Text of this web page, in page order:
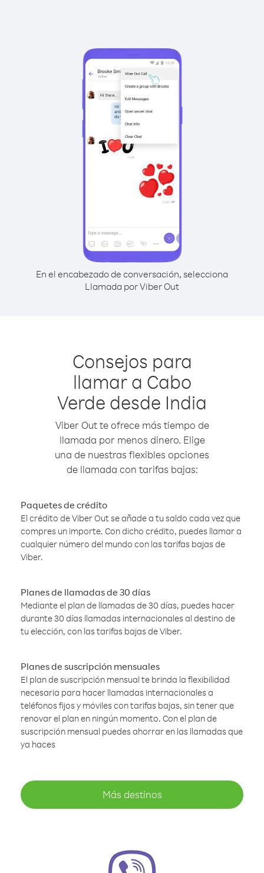
En el encabezado de conversación, selecciona
Llamada por Viber Out
Consejos para
llamar a Cabo
Verde desde India
Viber Out te ofrece más tiempo de
llamada por menos dinero. Elige
una de nuestras flexibles opciones
de llamada con tarifas bajas:
Paquetes de crédito
El crédito de Viber Out se añade a tu saldo cada vez que
compres un importe. Con dicho crédito, puedes llamar a
cualquier número del mundo con las tarifas bajas de
Viber.
Planes de llamadas de 30 días
Mediante el plan de llamadas de 30 días, puedes hacer
durante 30 días llamadas internacionales al destino de
tu elección, con las tarifas bajas de Viber.
Planes de suscripción mensuales
El plan de suscripción mensual te brinda la flexibilidad
necesaria para hacer llamadas internacionales a
teléfonos fijos y móviles con tarifas bajas, sin tener que
renovar el plan en ningún momento. Con el plan de
suscripción mensual puedes ahorrar en las llamadas que
ya haces
Más destinos